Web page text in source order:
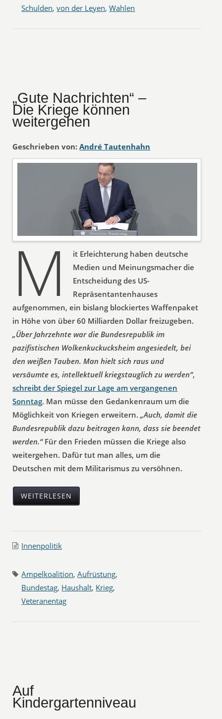
Schulden,von der Leyen,Wahlen
„Gute Nachrichten“ –
Die Kriege können
weitergehen
Geschrieben von: André Tautenhahn
M
it Erleichterung haben deutsche
Medien und Meinungsmacher die
Entscheidung des US-
Repräsentantenhauses
aufgenommen, ein bislang blockiertes Waffenpaket
in Höhe von über 60 Milliarden Dollar freizugeben.
„Über Jahrzehnte war die Bundesrepublik im
pazifistischen Wolkenkuckucksheim angesiedelt, bei
den weißen Tauben. Man hielt sich raus und
versäumte es, intellektuell kriegstauglich zu werden“,
schreibt der Spiegel zur Lage am vergangenen
Sonntag. Man müsse den Gedankenraum um die
Möglichkeit von Kriegen erweitern.„Auch, damit die
Bundesrepublik dazu beitragen kann, dass sie beendet
werden.“Für den Frieden müssen die Kriege also
weitergehen. Dafür tut man alles, um die
Deutschen mit dem Militarismus zu versöhnen.
WEITERLESEN
Innenpolitik
Ampelkoalition,Aufrüstung,
Bundestag, Haushalt, Krieg,
Veteranentag
Auf
Kindergartenniveau